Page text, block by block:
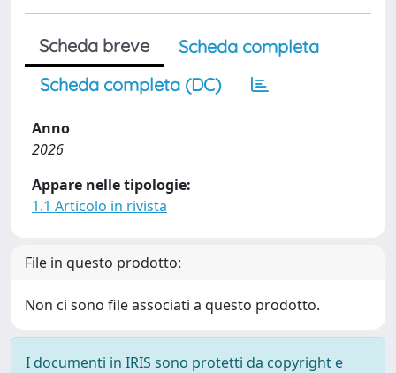
Scheda breve
Scheda completa
Scheda completa (DC)
Anno
2026
Appare nelle tipologie:
1.1 Articolo in rivista
File in questo prodotto:
Non ci sono file associati a questo prodotto.
I documenti in IRIS sono protetti da copyright e